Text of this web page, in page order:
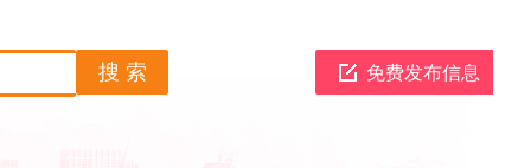
免费发布信息